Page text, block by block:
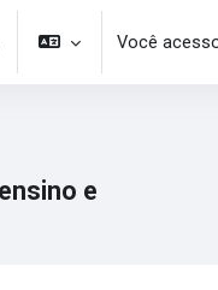
entrada de pesquisa
Você
e